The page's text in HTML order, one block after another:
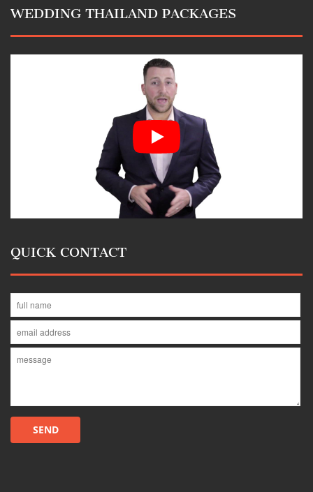
WEDDING THAILAND PACKAGES
QUICK CONTACT